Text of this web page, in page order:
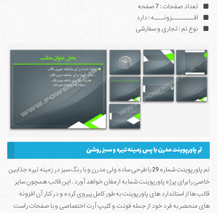
تعداد صفحات : 7 صفحه
افـــــــــزونــــه : دارد
نوع تم : تجاری و سفارشی
تم پاورپوینت مدرن با پس زمینه تیره و سبز روشن
تم پاورپوینت شماره 29 با طرحی ساده ولی مدرن و با رنگ سبز در زمینه تیره جذابین
خاصی را برای پرژه پاورپوینت شما به ارمغان خواهد آورد . این قالب همچون سایر
قالب ها از استاندارد های پاورپوینت به طور کامل پیروی کرده و در کنار آن افزونه
های منحصر به فرد خود از جمله فونت و کلیپ آرت اختصاصی و با صفحات راست